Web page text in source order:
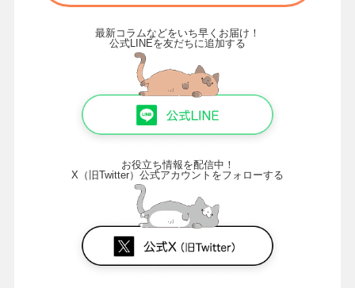
最新コラムなどをいち早くお届け！
公式LINEを友だちに追加する
お役立ち情報を配信中！
X（旧Twitter）公式アカウントをフォローする